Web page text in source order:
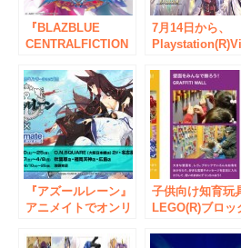
［sai］」 2017年5
月20日(土)、21日
(日)開催
『BLAZBLUE
CENTRALFICTION
て、秋葉原に「アー
クスシステムワーク
ス」出張所が出
現！ 2016年10月6
日（木）～10月21日
（金）
7月14日から、
説 空の軌跡 the
Evolution」発
記念して、期間
ショップが登場
『アズールレーン』
アニメイトでオンリ
葉原は来年3月より
子供向け知育玩
LEGO(R)ブロッ
ベント